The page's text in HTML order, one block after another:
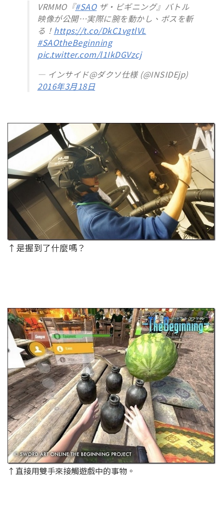
VRMMO『#SAOザ・ビギニング』バトル
映像が公開…実際に腕を動かし、ボスを斬
る！ https://t.co/DkC1vgtlVL
#SAOtheBeginning
pic.twitter.com/l1IkDGVzcj
— インサイド@ダクソ仕様 (@INSIDEjp)
2016年3月18日
↑是握到了什麼嗎？
↑直接用雙手來接觸遊戲中的事物。